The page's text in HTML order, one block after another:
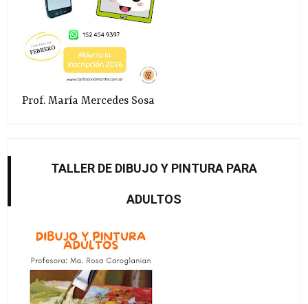
Prof. María Mercedes Sosa
TALLER DE DIBUJO Y PINTURA PARA
ADULTOS